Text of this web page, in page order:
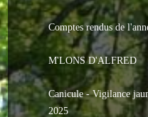
Le conseil municipal
Les élus
Les commissions
Les comptes rendus
Comptes rendus de
M'LONS D'ALFRED
Canicule - Vigilance
2025